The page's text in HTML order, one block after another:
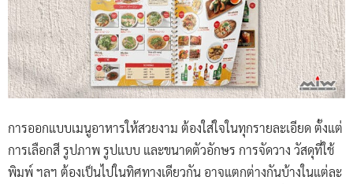
การออกแบบเมนูอาหารให้สวยงาม ต้องใส่ใจในทุกรายละเอียด ตั้งแต่
การเลือกสี รูปภาพ รูปแบบ และขนาดตัวอักษร การจัดวาง วัสดุที่ใช้
พิมพ์ ฯลฯ ต้องเป็นไปในทิศทางเดียวกัน อาจแตกต่างกันบ้างในแต่ละ